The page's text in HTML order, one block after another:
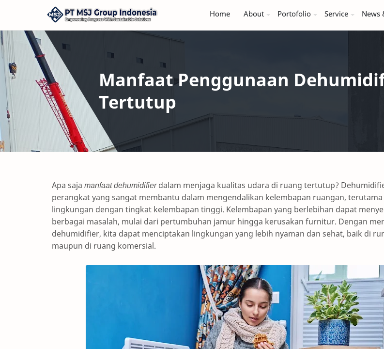
Home About Portofolio Service News
Manfaat Penggunaan
Tertutup
Apa saja manfaat dehumidifierdalam menjaga kualitas udara di ruang tertutup?
perangkat yang sangat membantu dalam mengendalikan kelembapan ruangan, terutama
lingkungan dengan tingkat kelembapan tinggi. Kelembapan yang berlebihan dapat
berbagai masalah, mulai dari pertumbuhan jamur hingga kerusakan furnitur. Dengan
dehumidifier, kita dapat menciptakan lingkungan yang lebih nyaman dan sehat, baik di
maupun di ruang komersial.